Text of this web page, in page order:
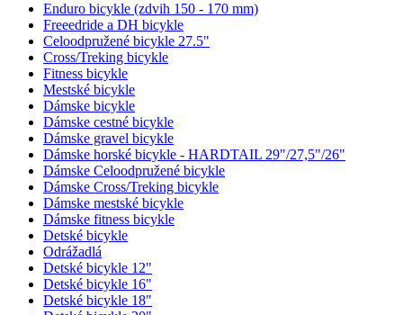
Enduro bicykle (zdvih 150 - 170 mm)
Freeedride a DH bicykle
Celoodpružené bicykle 27.5"
Cross/Treking bicykle
Fitness bicykle
Mestské bicykle
Dámske bicykle
Dámske cestné bicykle
Dámske gravel bicykle
Dámske horské bicykle - HARDTAIL 29"/27,5"/26"
Dámske Celoodpružené bicykle
Dámske Cross/Treking bicykle
Dámske mestské bicykle
Dámske fitness bicykle
Detské bicykle
Odrážadlá
Detské bicykle 12"
Detské bicykle 16"
Detské bicykle 18"